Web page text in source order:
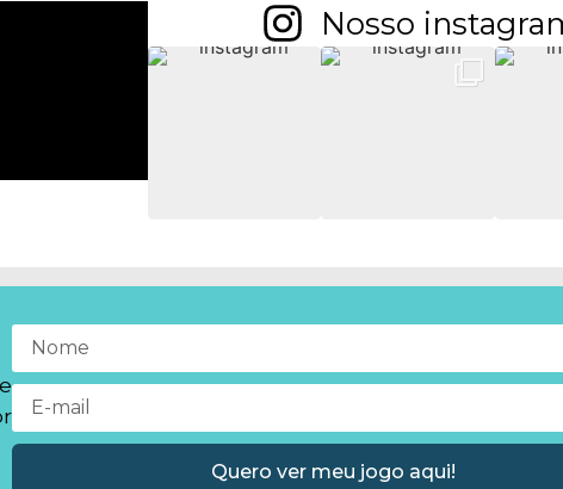
Nosso
Quero ver meu jogo aqui!